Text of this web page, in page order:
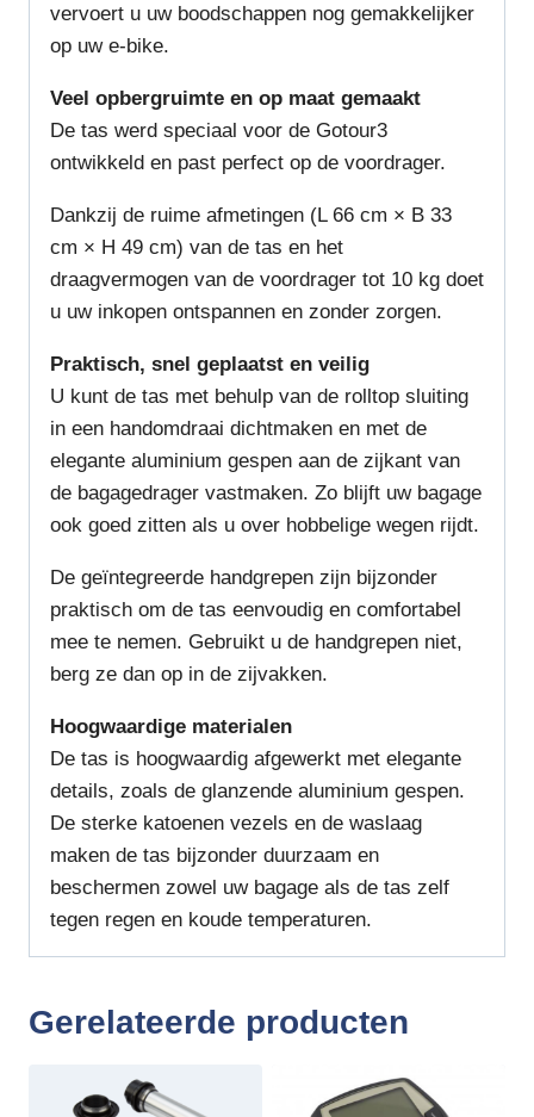
vervoert u uw boodschappen nog gemakkelijker
op uw e-bike.
Veel opbergruimte en op maat gemaakt
De tas werd speciaal voor de Gotour3
ontwikkeld en past perfect op de voordrager.
Dankzij de ruime afmetingen (L 66 cm × B 33
cm × H 49 cm) van de tas en het
draagvermogen van de voordrager tot 10 kg doet
u uw inkopen ontspannen en zonder zorgen.
Praktisch, snel geplaatst en veilig
U kunt de tas met behulp van de rolltop sluiting
in een handomdraai dichtmaken en met de
elegante aluminium gespen aan de zijkant van
de bagagedrager vastmaken. Zo blijft uw bagage
ook goed zitten als u over hobbelige wegen rijdt.
De geïntegreerde handgrepen zijn bijzonder
praktisch om de tas eenvoudig en comfortabel
mee te nemen. Gebruikt u de handgrepen niet,
berg ze dan op in de zijvakken.
Hoogwaardige materialen
De tas is hoogwaardig afgewerkt met elegante
details, zoals de glanzende aluminium gespen.
De sterke katoenen vezels en de waslaag
maken de tas bijzonder duurzaam en
beschermen zowel uw bagage als de tas zelf
tegen regen en koude temperaturen.
Gerelateerde producten